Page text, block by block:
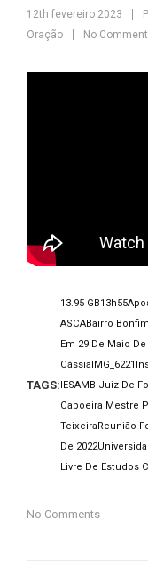
12th fevereiro 2023
Oração
No
TAGS:
13.95 GB13h55
ASCABairro Bonfim
Em 29 De Maio De
Cássia IMG_6221
IESAMBI Juiz De
Capoeira Mestre
Teixeira Reunião
De 2022
Livre De Estudos
No Comments